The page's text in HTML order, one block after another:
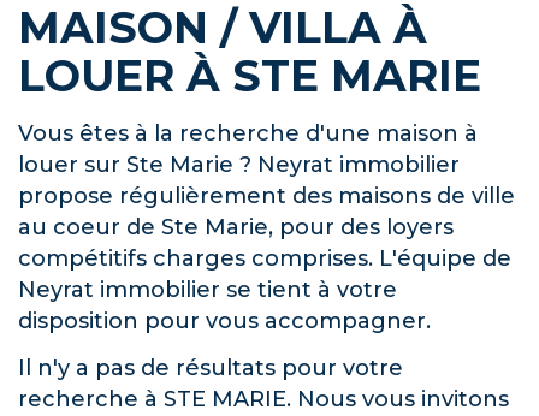
MAISON / VILLA À
LOUER À STE MARIE
Vous êtes à la recherche d'une maison à
louer sur Ste Marie ? Neyrat immobilier
propose régulièrement des maisons de ville
au coeur de Ste Marie, pour des loyers
compétitifs charges comprises. L'équipe de
Neyrat immobilier se tient à votre
disposition pour vous accompagner.
Il n'y a pas de résultats pour votre
recherche à STE MARIE. Nous vous invitons